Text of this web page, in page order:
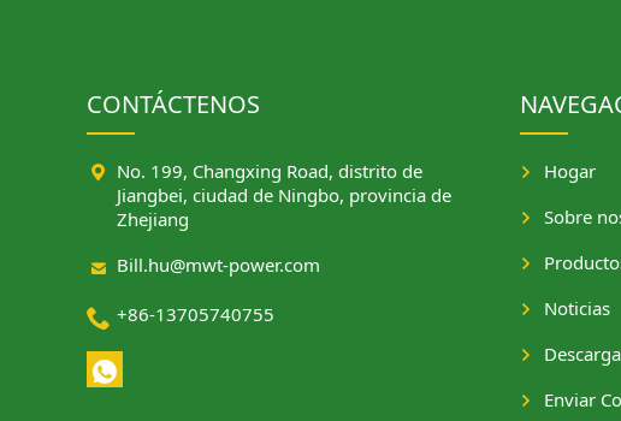
CONTÁCTENOS
 No. 199, Changxing Road, distrito de
Jiangbei, ciudad de Ningbo, provincia de
Zhejiang
 Bill.hu@mwt-power.com
 +86-13705740755
Hogar
Sobre
Noticias
Enviar